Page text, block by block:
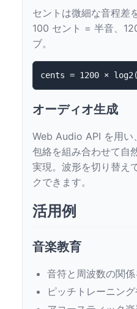
セントは微細な音程差
100 セント = 半音、
ブ。
オーディオ生成
Web Audio API を用い
包絡を組み合わせて自
実現。波形を切り替え
クできます。
活用例
音楽教育
音符と周波数の関
ピッチトレーニン